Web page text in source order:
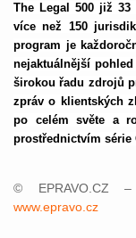
The Legal 500 již
více než 150
program je
nejaktuálnější
širokou řadu zdrojů
zpráv o klientských
po celém světe a
prostřednictvím série
© EPRAVO.CZ
www.epravo.cz